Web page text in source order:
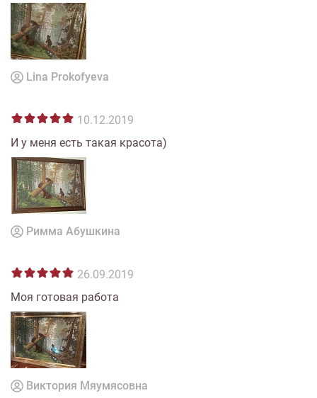
Lina Prokofyeva
10.12.2019
И у меня есть такая красота)
Римма Абушкина
26.09.2019
Моя готовая работа
Виктория Мяумясовна